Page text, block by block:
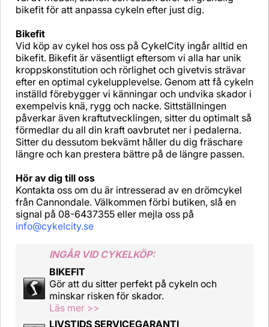
bikefit för att anpassa cykeln efter just dig.
Bikefit
Vid köp av cykel hos oss på CykelCity ingår alltid en
bikefit. Bikefit är väsentligt eftersom vi alla har unik
kroppskonstitution och rörlighet och givetvis strävar
efter en optimal cykelupplevelse. Genom att få cykeln
inställd förebygger vi känningar och undvika skador i
exempelvis knä, rygg och nacke. Sittställningen
påverkar även kraftutvecklingen, sitter du optimalt så
förmedlar du all din kraft oavbrutet ner i pedalerna.
Sitter du dessutom bekvämt håller du dig fräschare
längre och kan prestera bättre på de längre passen.
Hör av dig till oss
Kontakta oss om du är intresserad av en drömcykel
från Cannondale. Välkommen förbi butiken, slå en
signal på 08-6437355 eller mejla oss på
info@cykelcity.se
INGÅR VID CYKELKÖP:
BIKEFIT
Gör att du sitter perfekt på cykeln och
minskar risken för skador.
Läs mer >>
LIVSTIDS SERVICEGARANTI